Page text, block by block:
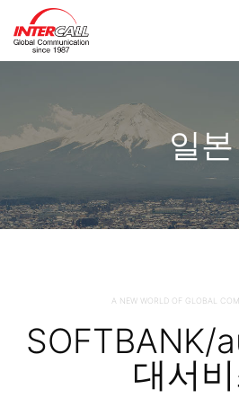
일본
A NEW WORLD OF GLOBAL
SOFTBANK/
대서